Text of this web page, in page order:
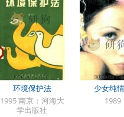
环境保护法
1995 南京：河海大
学出版社
少女纯
1989